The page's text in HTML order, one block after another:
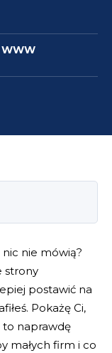
nie mówią?
strony
postawić na
Pokażę Ci,
to naprawdę
małych firm i co